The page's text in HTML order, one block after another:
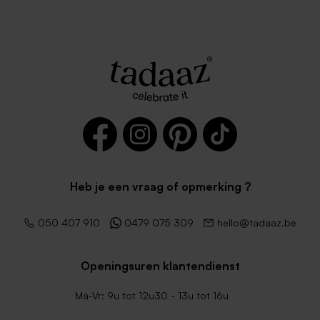
Heb je een vraag of opmerking ?
050 407 910 0479 075 309 hello@tadaaz.be
Openingsuren klantendienst
Ma-Vr: 9u tot 12u30 - 13u tot 16u